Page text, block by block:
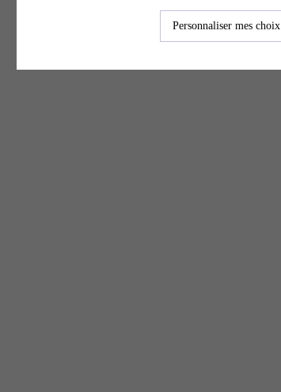
Personnaliser mes choix